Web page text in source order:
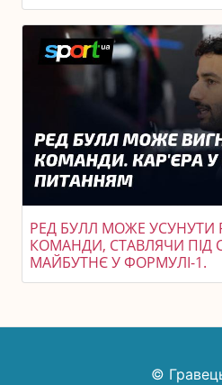
РЕД БУЛЛ МОЖЕ УСУНУТИ
КОМАНДИ, СТАВЛЯЧИ ПІД
МАЙБУТНЄ У ФОРМУЛІ-1.
©